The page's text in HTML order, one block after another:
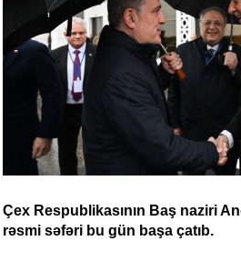
Çex Respublikasının Baş naziri
rəsmi səfəri bu gün başa çatıb.